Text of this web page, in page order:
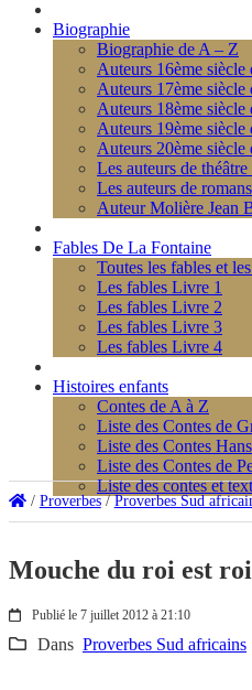
Biographie
Biographie de A – Z
Auteurs 16ème siècle
Auteurs 17ème siècle
Auteurs 18ème siècle
Auteurs 19ème siècle
Auteurs 20ème siècle
Les auteurs de
Les auteurs de
Auteur Molière Jean
Fables De La Fontaine
Toutes les fables et
Les fables Livre 1
Les fables Livre 2
Les fables Livre 3
Les fables Livre 4
Histoires enfants
Contes de A à Z
Liste des Contes de
Liste des Contes
Liste des Contes de
Liste des contes et
/ Proverbes/Proverbes Sud
Mouche du roi est
Publié le 7 juillet 2012 à 21:10
Dans Proverbes Sud africains